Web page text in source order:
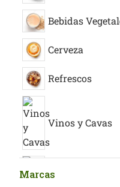
Bebidas
Cerveza
Refrescos
Vinos y Cavas
Marcas